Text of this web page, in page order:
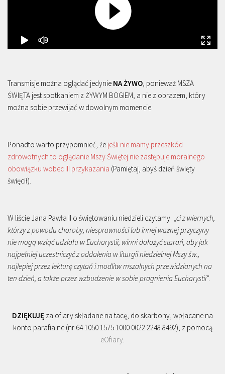
Transmisje można oglądać jedynie NA ŻYWO, ponieważ MSZA
ŚWIĘTA jest spotkaniem z ŻYWYM BOGIEM, a nie z obrazem, który
można sobie przewijać w dowolnym momencie.
Ponadto warto przypomnieć, że jeśli nie mamy przeszkód
zdrowotnych to oglądanie Mszy Świętej nie zastępuje moralnego
obowiązku wobec III przykazania (Pamiętaj, abyś dzień święty
święcił).
W liście Jana Pawła II o świętowaniu niedzieli czytamy: „ci z wiernych,
którzy z powodu choroby, niesprawności lub innej ważnej przyczyny
nie mogą wziąć udziału w Eucharystii, winni dołożyć starań, aby jak
najpełniej uczestniczyć z oddalenia w liturgii niedzielnej Mszy św.,
najlepiej przez lekturę czytań i modlitw mszalnych przewidzianych na
ten dzień, a także przez wzbudzenie w sobie pragnienia Eucharystii”.
DZIĘKUJĘ za ofiary składane na tacę, do skarbony, wpłacane na
konto parafialne (nr 64 1050 1575 1000 0022 2248 8492), z pomocą
eOfiary.